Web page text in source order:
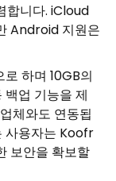
합니다. iCloud
Android 지원은
하며 10GB의
백업 기능을 제
체와도 연동됩
사용자는 Koofr
보안을 확보할